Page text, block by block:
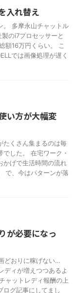
入れ替え
。 多摩永山チャットル
のi7プロセッサーと
額16万円くらい。 こ
では画像処理が遅く
い方が大幅変
たくさん集まるのは毎
した。 在宅ワーク・
かげで生活時間の流れ
で、今はパターンが落
が必要になっ
どおりに稼げない…
ディが増えつつあるよ
ャットレディ報酬の上
ログ記事にしてまし